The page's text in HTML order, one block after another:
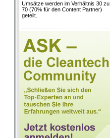
Umsätze werden im Verhältnis 30 zu
70 (70% für den Content Partner)
geteilt.